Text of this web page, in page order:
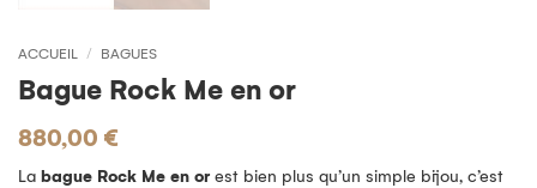
ACCUEIL / BAGUES
Bague Rock Me en or
880,00 €
La bague Rock Me en or est bien plus qu’un simple bijou, c’est